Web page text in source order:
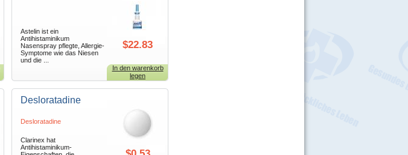
Astelin ist ein
Antihistaminikum
Nasenspray pflegte, Allergie-
Symptome wie das Niesen
und die ...
$22.83
In den warenkorb
legen
Desloratadine
Desloratadine
Clarinex hat
Antihistaminikum-